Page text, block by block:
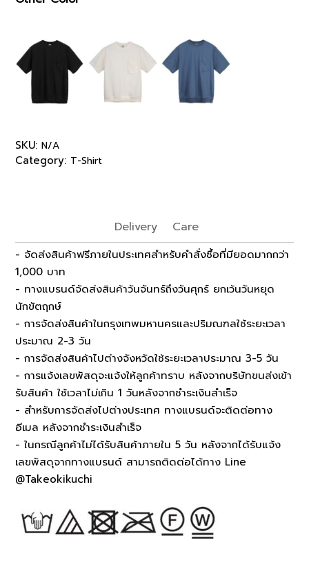
SKU: N/A
Category: T-Shirt
Delivery Care
- จัดส่งสินค้าฟรีภายในประเทศสำหรับคำสั่งซื้อที่มียอดมากกว่า
1,000 บาท
- ทางแบรนด์จัดส่งสินค้าวันจันทร์ถึงวันศุกร์ ยกเว้นวันหยุด
นักขัตฤกษ์
- การจัดส่งสินค้าในกรุงเทพมหานครและปริมณฑลใช้ระยะเวลา
ประมาณ 2-3 วัน
- การจัดส่งสินค้าไปต่างจังหวัดใช้ระยะเวลาประมาณ 3-5 วัน
- การแจ้งเลขพัสดุจะแจ้งให้ลูกค้าทราบ หลังจากบริษัทขนส่งเข้า
รับสินค้า ใช้เวลาไม่เกิน 1 วันหลังจากชำระเงินสำเร็จ
- สำหรับการจัดส่งไปต่างประเทศ ทางแบรนด์จะติดต่อทาง
อีเมล หลังจากชำระเงินสำเร็จ
- ในกรณีลูกค้าไม่ได้รับสินค้าภายใน 5 วัน หลังจากได้รับแจ้ง
เลขพัสดุจากทางแบรนด์ สามารถติดต่อได้ทาง Line
@Takeokikuchi